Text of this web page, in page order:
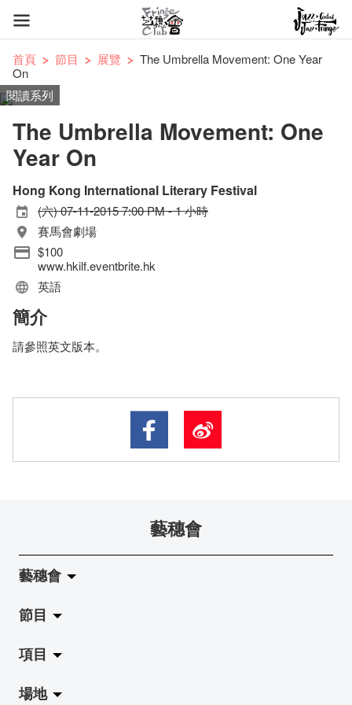
首頁 節目 展覽
The Umbrella Movement: One Year
On
閱讀系列
The Umbrella Movement: One
Year On
Hong Kong International Literary Festival
(六) 07-11-2015 7:00 PM - 1 小時
賽馬會劇場
$100
www.hkilf.eventbrite.hk
英語
簡介
請參照英文版本。
藝穗會
藝穗會
關於藝穗會
藝穗會的演化
使命與宗旨
節目
拉闊
展覽
項目
Jazz-Go-Central, Jazz-Go-Fringe
場地